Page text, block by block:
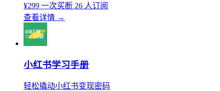
¥299 一次买断 26 人订阅
查看详情 →
小红书学习手册
轻松撬动小红书变现密码